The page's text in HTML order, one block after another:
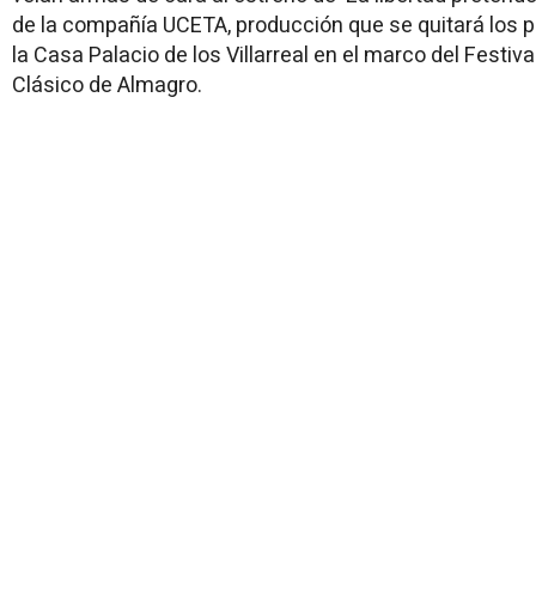
de la compañía UCETA, producción que se quitará
la Casa Palacio de los Villarreal en el marco del
Clásico de Almagro.